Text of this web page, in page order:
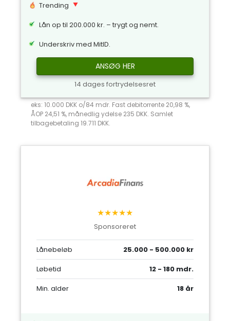
Trending
Lån op til 200.000 kr. – trygt og nemt.
Underskriv med MitID.
ANSØG HER
14 dages fortrydelsesret
eks: 10.000 DKK o/84 mdr. Fast debitorrente 20,98 %,
ÅOP 24,51 %, månedlig ydelse 235 DKK. Samlet
tilbagebetaling 19.711 DKK.
★★★★★
Sponsoreret
Lånebeløb
25.000 - 500.000 kr
Løbetid
12 - 180 mdr.
Min. alder
18 år